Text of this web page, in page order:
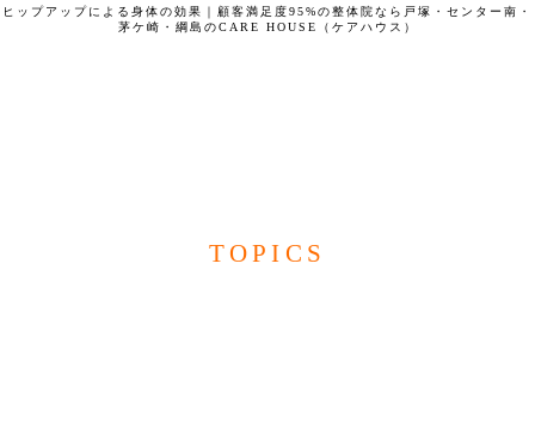
ヒップアップによる身体の効果｜顧客満足度95%の整体院なら戸塚・センター南・
茅ケ崎・綱島のCARE HOUSE（ケアハウス）
TOPICS